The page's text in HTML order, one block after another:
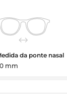
da ponte nasal
mm